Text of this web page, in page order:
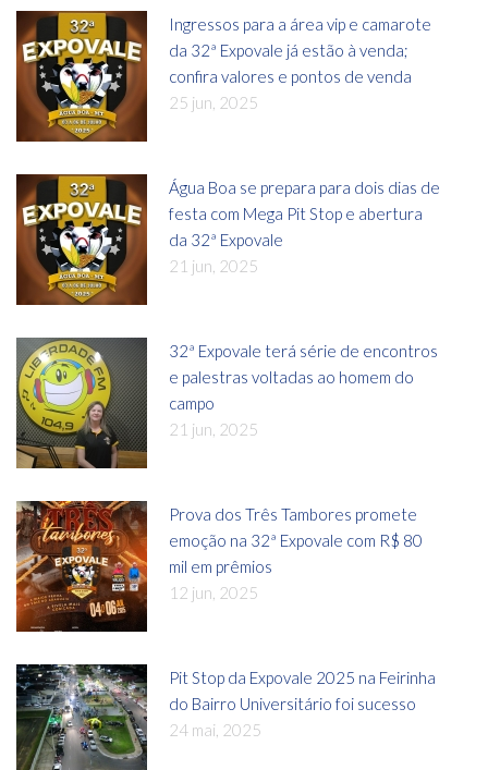
Ingressos para a área vip e camarote
da 32ª Expovale já estão à venda;
confira valores e pontos de venda
25 jun, 2025
Água Boa se prepara para dois dias de
festa com Mega Pit Stop e abertura
da 32ª Expovale
21 jun, 2025
32ª Expovale terá série de encontros
e palestras voltadas ao homem do
campo
21 jun, 2025
Prova dos Três Tambores promete
emoção na 32ª Expovale com R$ 80
mil em prêmios
12 jun, 2025
Pit Stop da Expovale 2025 na Feirinha
do Bairro Universitário foi sucesso
24 mai, 2025